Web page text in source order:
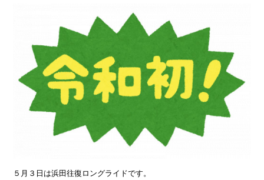
５月３日は浜田往復ロングライドです。